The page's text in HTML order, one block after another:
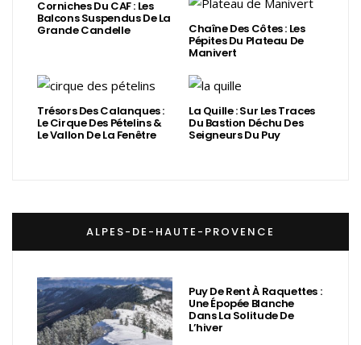
Corniches Du CAF : Les
Balcons Suspendus De La
Grande Candelle Chaîne Des Côtes : Les
Pépites Du Plateau De
Manivert
Trésors Des Calanques :
Le Cirque Des Pételins &
Le Vallon De La Fenêtre
La Quille : Sur Les Traces
Du Bastion Déchu Des
Seigneurs Du Puy
ALPES-DE-HAUTE-PROVENCE
Puy De Rent À Raquettes :
Une Épopée Blanche
Dans La Solitude De
L’hiver